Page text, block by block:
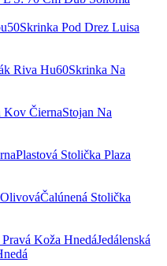
Skrinka Pod Drez Luisa
Skrinka Na
Stojan Na
Plastová Stolička Plaza
Čalúnená Stolička
Jedálenská